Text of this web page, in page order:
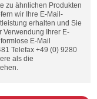
zu ähnlichen Produkten
wir Ihre E-Mail-
erhalten und Sie
Verwendung Ihrer E-
E-Mail
Telefax +49 (0) 9280
als die